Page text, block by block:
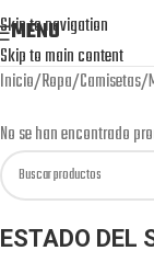
Skip to navigation
Skip to main content
MENU
ESTADO DEL
Inicio Ropa Camisetas
No se han encontrado